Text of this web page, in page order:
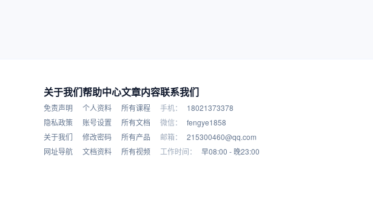
关于我们
免责声明
隐私政策
关于我们
网址导航
帮助中心
个人资料
账号设置
修改密码
文档资料
文章内容
所有课程
所有文档
所有产品
所有视频
联系我们
手机：
18021373378
微信：
fengye1858
邮箱：
215300460@qq.com
工作时间：
早08:00 - 晚23:00